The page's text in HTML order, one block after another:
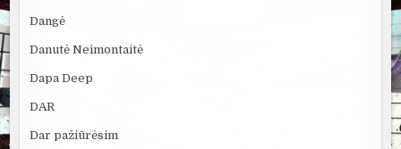
Dangė
Danutė Neimontaitė
Dapa Deep
DAR
Dar pažiūrėsim